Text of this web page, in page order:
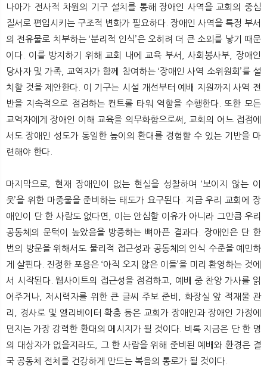
나아가 전사적 차원의 기구 설치를 통해 장애인 사역을 교회의 중심
질서로 편입시키는 구조적 변화가 필요하다. 장애인 사역을 특정 부서
의 전유물로 치부하는 ‘분리적 인식’은 오히려 더 큰 소외를 낳기 때문
이다. 이를 방지하기 위해 교회 내에 교육 부서, 사회봉사부, 장애인
당사자 및 가족, 교역자가 함께 참여하는 ‘장애인 사역 소위원회’를 설
치할 것을 제안한다. 이 기구는 시설 개선부터 예배 지원까지 사역 전
반을 지속적으로 점검하는 컨트롤 타워 역할을 수행한다. 또한 모든
교역자에게 장애인 이해 교육을 의무화함으로써, 교회의 어느 접점에
서도 장애인 성도가 동일한 높이의 환대를 경험할 수 있는 기반을 마
련해야 한다.
마지막으로, 현재 장애인이 없는 현실을 성찰하며 ‘보이지 않는 이
웃’을 위한 마중물을 준비하는 태도가 요구된다. 지금 우리 교회에 장
애인이 단 한 사람도 없다면, 이는 안심할 이유가 아니라 그만큼 우리
공동체의 문턱이 높았음을 방증하는 뼈아픈 결과다. 장애인은 단 한
번의 방문을 위해서도 물리적 접근성과 공동체의 인식 수준을 예민하
게 살핀다. 진정한 포용은 ‘아직 오지 않은 이들’을 미리 환영하는 것에
서 시작된다. 웹사이트의 접근성을 점검하고, 예배 중 찬양 가사를 읽
어주거나, 저시력자를 위한 큰 글씨 주보 준비, 화장실 앞 적재물 관
리, 경사로 및 엘리베이터 확충 등은 교회가 장애인과 장애인 가정에
던지는 가장 강력한 환대의 메시지가 될 것이다. 비록 지금은 단 한 명
의 대상자가 없을지라도, 그 한 사람을 위해 준비된 예배와 환경은 결
국 공동체 전체를 건강하게 만드는 복음의 통로가 될 것이다.